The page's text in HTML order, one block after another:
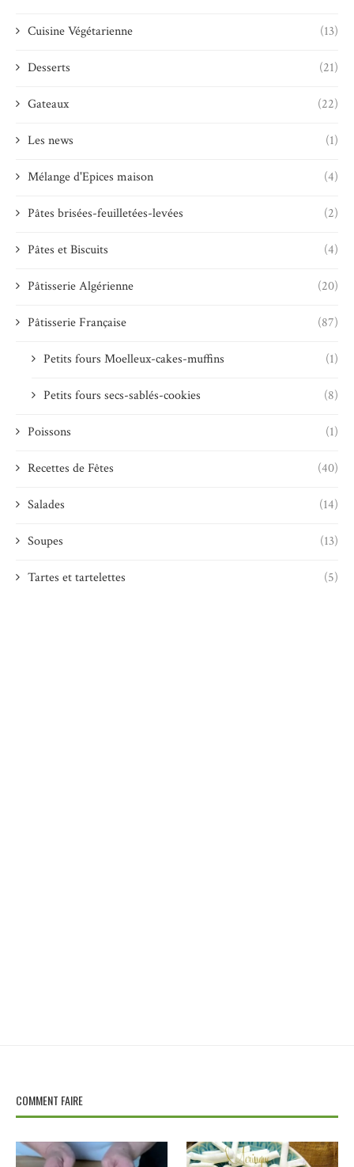
Cuisine Végétarienne (13)
Desserts (21)
Gateaux (22)
Les news (1)
Mélange d'Epices maison (4)
Pâtes brisées-feuilletées-levées (2)
Pâtes et Biscuits (4)
Pâtisserie Algérienne (20)
Pâtisserie Française (87)
Petits fours Moelleux-cakes-muffins (1)
Petits fours secs-sablés-cookies (8)
Poissons (1)
Recettes de Fêtes (40)
Salades (14)
Soupes (13)
Tartes et tartelettes (5)
COMMENT FAIRE